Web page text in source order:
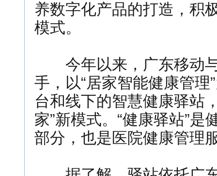
养数字化产品的打造，积
模式。
今年以来，广东移动与
手，以“居家智能健康管
台和线下的智慧健康驿站
家”新模式。“健康驿站”
部分，也是医院健康管理